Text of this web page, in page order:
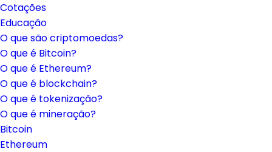
Cotações
Educação
O que são criptomoedas?
O que é Bitcoin?
O que é Ethereum?
O que é blockchain?
O que é tokenização?
O que é mineração?
Bitcoin
Ethereum